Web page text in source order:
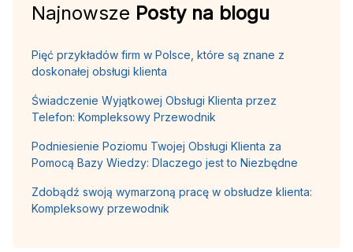
Najnowsze Posty na blogu
Pięć przykładów firm w Polsce, które są znane z
doskonałej obsługi klienta
Świadczenie Wyjątkowej Obsługi Klienta przez
Telefon: Kompleksowy Przewodnik
Podniesienie Poziomu Twojej Obsługi Klienta za
Pomocą Bazy Wiedzy: Dlaczego jest to Niezbędne
Zdobądź swoją wymarzoną pracę w obsłudze klienta:
Kompleksowy przewodnik